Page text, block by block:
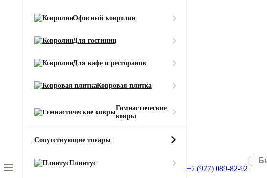
Офисный ковролин
Для гостиниц
Для кафе и ресторанов
Ковровая плитка
Гимнастические
ковры
Сопутствующие товары
Плинтус
+7 (977) 089-82-92
Тип ворса
Смотреть все характеристики
Ширина (м)
Или укажите нужное количество в м2
Цена за 1 м :
2162